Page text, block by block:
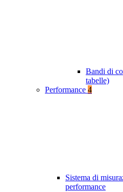
Bandi di
tabelle)
Performance 4
Sistema di
performance